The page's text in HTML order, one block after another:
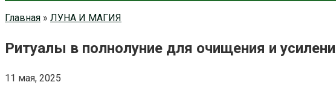
Главная » ЛУНА И МАГИЯ
Ритуалы в полнолуние для очищения и
11 мая, 2025